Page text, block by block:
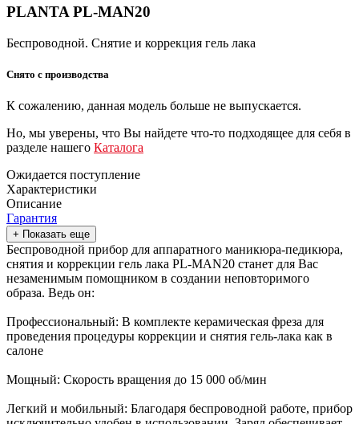
PLANTA PL-MAN20
Беспроводной. Снятие и коррекция гель лака
Снято с производства
К сожалению, данная модель больше не выпускается.
Но, мы уверены, что Вы найдете что-то подходящее для себя в
разделе нашего Каталога
Ожидается поступление
Характеристики
Описание
Гарантия
+ Показать еще
Беспроводной прибор для аппаратного маникюра-педикюра,
снятия и коррекции гель лака PL-MAN20 станет для Вас
незаменимым помощником в создании неповторимого
образа. Ведь он:
Профессиональный: В комплекте керамическая фреза для
проведения процедуры коррекции и снятия гель-лака как в
салоне
Мощный: Скорость вращения до 15 000 об/мин
Легкий и мобильный: Благодаря беспроводной работе, прибор